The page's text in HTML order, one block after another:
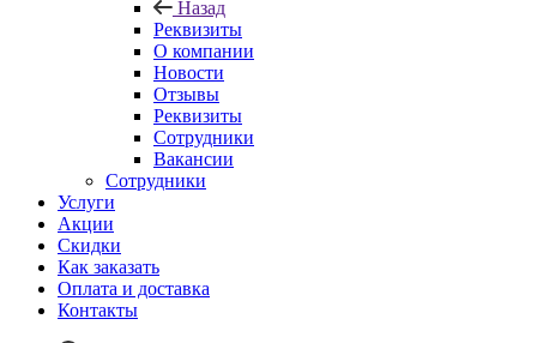
Назад
Реквизиты
О компании
Новости
Отзывы
Реквизиты
Сотрудники
Вакансии
Сотрудники
Услуги
Акции
Скидки
Как заказать
Оплата и доставка
Контакты